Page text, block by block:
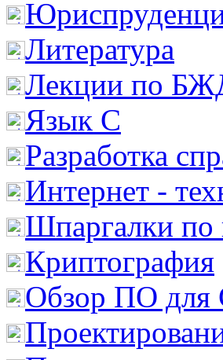
Литература
Лекции по
Язык С
Разработка
Интернет -
Шпаргалки по
Криптография
Обзор ПО